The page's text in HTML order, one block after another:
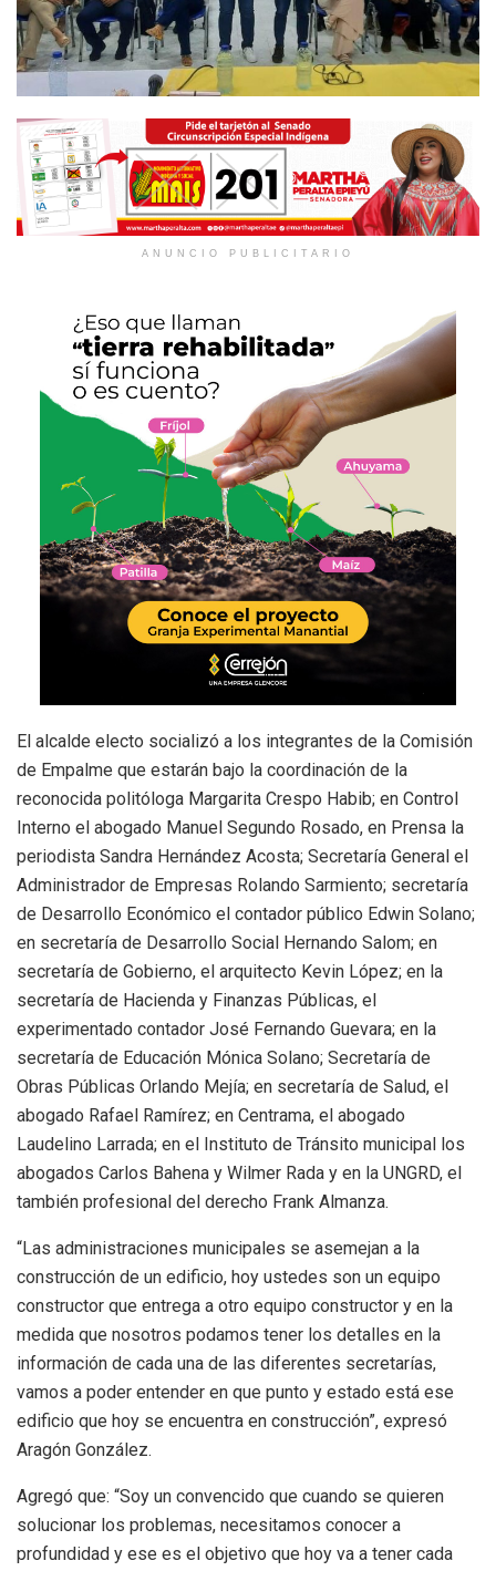
ANUNCIO PUBLICITARIO
El alcalde electo socializó a los integrantes de la Comisión
de Empalme que estarán bajo la coordinación de la
reconocida politóloga Margarita Crespo Habib; en Control
Interno el abogado Manuel Segundo Rosado, en Prensa la
periodista Sandra Hernández Acosta; Secretaría General el
Administrador de Empresas Rolando Sarmiento; secretaría
de Desarrollo Económico el contador público Edwin Solano;
en secretaría de Desarrollo Social Hernando Salom; en
secretaría de Gobierno, el arquitecto Kevin López; en la
secretaría de Hacienda y Finanzas Públicas, el
experimentado contador José Fernando Guevara; en la
secretaría de Educación Mónica Solano; Secretaría de
Obras Públicas Orlando Mejía; en secretaría de Salud, el
abogado Rafael Ramírez; en Centrama, el abogado
Laudelino Larrada; en el Instituto de Tránsito municipal los
abogados Carlos Bahena y Wilmer Rada y en la UNGRD, el
también profesional del derecho Frank Almanza.
“Las administraciones municipales se asemejan a la
construcción de un edificio, hoy ustedes son un equipo
constructor que entrega a otro equipo constructor y en la
medida que nosotros podamos tener los detalles en la
información de cada una de las diferentes secretarías,
vamos a poder entender en que punto y estado está ese
edificio que hoy se encuentra en construcción”, expresó
Aragón González.
Agregó que: “Soy un convencido que cuando se quieren
solucionar los problemas, necesitamos conocer a
profundidad y ese es el objetivo que hoy va a tener cada